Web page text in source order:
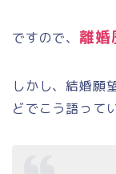
ですので、 離婚
しかし、結婚願
どでこう語って